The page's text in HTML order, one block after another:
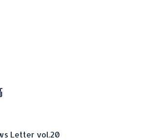
Letter vol.20